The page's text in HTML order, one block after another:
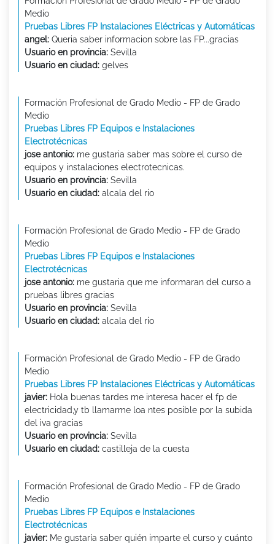
Medio
Pruebas Libres FP Instalaciones Eléctricas y Automáticas
angel: Queria saber informacion sobre las FP...gracias
Usuario en provincia: Sevilla
Usuario en ciudad: gelves
Formación Profesional de Grado Medio - FP de Grado
Medio
Pruebas Libres FP Equipos e Instalaciones
Electrotécnicas
jose antonio: me gustaria saber mas sobre el curso de
equipos y instalaciones electrotecnicas.
Usuario en provincia: Sevilla
Usuario en ciudad: alcala del rio
Formación Profesional de Grado Medio - FP de Grado
Medio
Pruebas Libres FP Equipos e Instalaciones
Electrotécnicas
jose antonio: me gustaria que me informaran del curso a
pruebas libres gracias
Usuario en provincia: Sevilla
Usuario en ciudad: alcala del rio
Formación Profesional de Grado Medio - FP de Grado
Medio
Pruebas Libres FP Instalaciones Eléctricas y Automáticas
javier: Hola buenas tardes me interesa hacer el fp de
electricidad,y tb llamarme loa ntes posible por la subida
del iva gracias
Usuario en provincia: Sevilla
Usuario en ciudad: castilleja de la cuesta
Formación Profesional de Grado Medio - FP de Grado
Medio
Pruebas Libres FP Equipos e Instalaciones
Electrotécnicas
javier: Me gustaría saber quién imparte el curso y cuánto